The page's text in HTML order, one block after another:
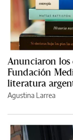
Anunciaron los
Fundación
literatura
Agustina Larrea